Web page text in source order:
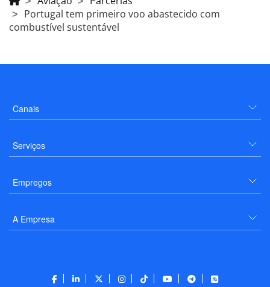
Portugal tem primeiro voo abastecido com
combustível sustentável
Canais
Serviços
Empregos
A Empresa